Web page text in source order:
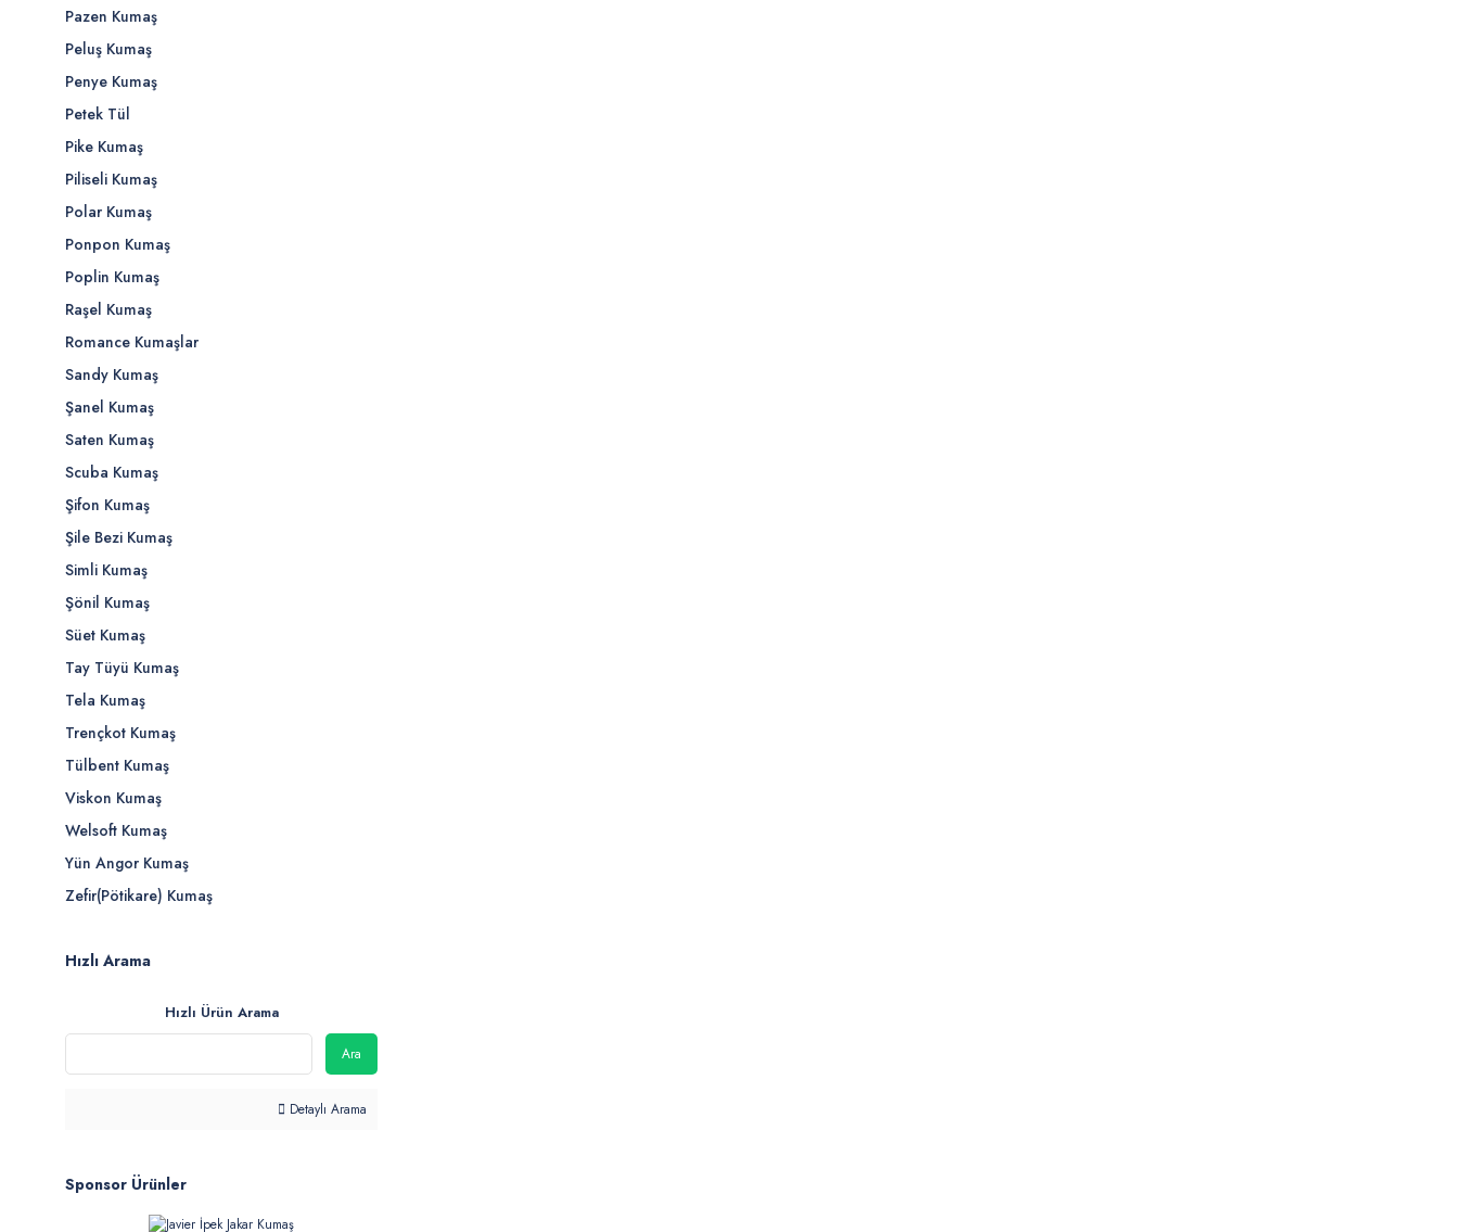
Pazen Kumaş
Peluş Kumaş
Penye Kumaş
Petek Tül
Pike Kumaş
Piliseli Kumaş
Polar Kumaş
Ponpon Kumaş
Poplin Kumaş
Raşel Kumaş
Romance Kumaşlar
Sandy Kumaş
Şanel Kumaş
Saten Kumaş
Scuba Kumaş
Şifon Kumaş
Şile Bezi Kumaş
Simli Kumaş
Şönil Kumaş
Süet Kumaş
Tay Tüyü Kumaş
Tela Kumaş
Trençkot Kumaş
Tülbent Kumaş
Viskon Kumaş
Welsoft Kumaş
Yün Angor Kumaş
Zefir(Pötikare) Kumaş
Hızlı Arama
Hızlı Ürün Arama
Ara
Detaylı Arama
Sponsor Ürünler